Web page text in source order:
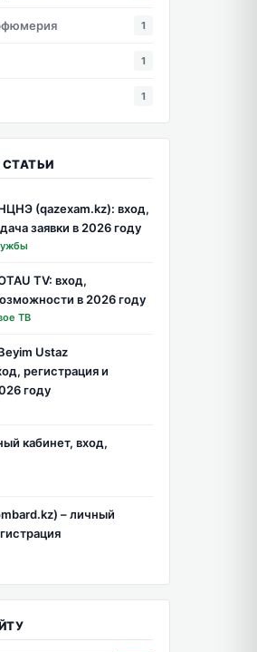
1
1
1
(qazexam.kz): вход,
заявки в 2026 году
TV: вход,
в 2026 году
ТВ
Ustaz
регистрация и
году
кабинет, вход,
– личный